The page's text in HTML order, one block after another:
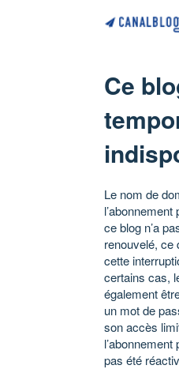
Ce
Le nom de
ce blog n’a
renouvelé, ce
cette
certains cas,
également
un mot de
son accès
l’abonnement
pas été